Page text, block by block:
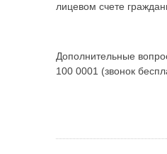
лицевом счете
Дополнительные
100 0001 (звонок